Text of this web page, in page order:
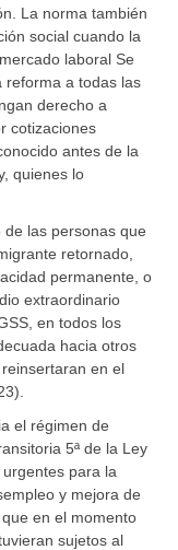
La norma también
social cuando la
laboral Se
reforma a todas las
derecho a
cotizaciones
antes de la
quienes lo
las personas que
retornado,
permanente, o
extraordinario
en todos los
hacia otros
en el
el régimen de
5ª de la Ley
para la
y mejora de
en el momento
sujetos al